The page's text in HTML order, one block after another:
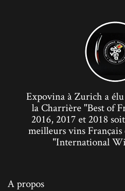
Expovina à Zurich a
la Charrière "Best of
2016, 2017 et 2018
meilleurs vins Français
"International
A propos